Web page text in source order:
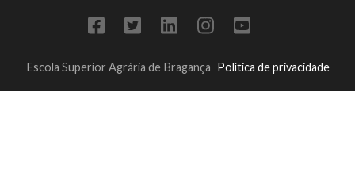
Escola Superior Agrária de Bragança Política de privacidade